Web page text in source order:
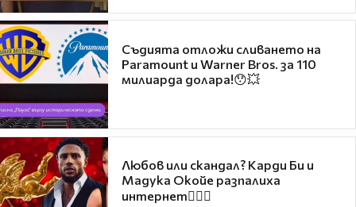
Съдията отложи сливането на
Paramount и Warner Bros. за 110
милиарда долара!😯💥
Любов или скандал? Карди Би и
Мадука Окойе разпалиха
интернет❤️‍🔥🔥